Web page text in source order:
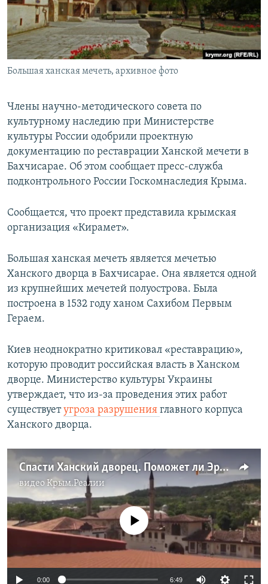
ПОБЕДИТЕЛЕЙ НЕ СУДЯТ?
КРЫМ.НЕПОКОРЕННЫЙ
ELIFBE
УКРАИНСКАЯ ПРОБЛЕМА КРЫМА
ПРИСОЕДИНЯЙТЕСЬ!
Большая ханская мечеть, архивное фото
Члены научно-методического совета по
культурному наследию при Министерстве
культуры России одобрили проектную
документацию по реставрации Ханской мечети в
Бахчисарае. Об этом сообщает пресс-служба
подконтрольного России Госкомнаследия Крыма.
Сообщается, что проект представила крымская
организация «Кирамет».
Большая ханская мечеть является мечетью
Ханского дворца в Бахчисарае. Она является одной
из крупнейших мечетей полуострова. Была
построена в 1532 году ханом Сахибом Первым
Гераем.
Киев неоднократно критиковал «реставрацию»,
которую проводит российская власть в Ханском
дворце. Министерство культуры Украины
утверждает, что из-за проведения этих работ
существуетугроза разрушения главного корпуса
Ханского дворца.
Спасти Ханский дворец. Поможет ли Эрдоган? (видео)
видео Крым.Реалии
No media source currently available
0:00 6:49